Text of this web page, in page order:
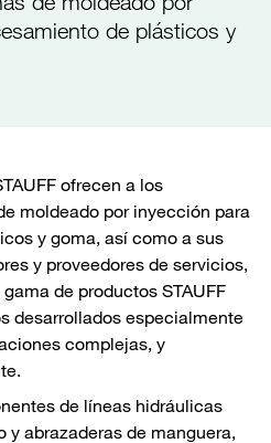
de plásticos y
ofrecen a los
moldeado por inyección para
y goma, así como a sus
y proveedores de servicios,
de productos STAUFF
desarrollados especialmente
complejas, y
de líneas hidráulicas
y abrazaderas de manguera,